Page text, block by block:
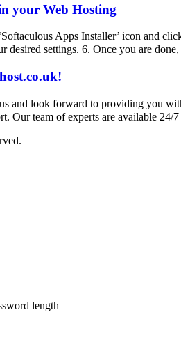
your Web Hosting
Apps Installer’ icon and
settings. 6. Once you are
and look forward to providing you
Our team of experts are available
length